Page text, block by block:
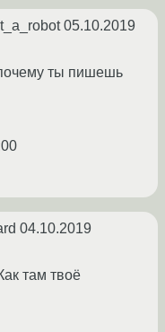
05.10.2019
ты пишешь
04.10.2019
там твоё